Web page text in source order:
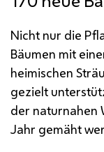
Nicht nur die
Bäumen mit
heimischen
gezielt
der naturnahen
Jahr gemäht